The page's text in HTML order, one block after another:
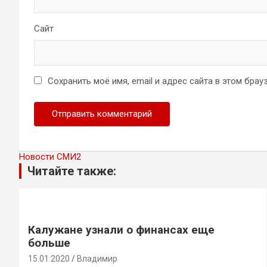
Сайт
Сохранить моё имя, email и адрес сайта в этом
Новости СМИ2
Читайте также:
Калужане узнали о финансах еще
больше
15.01.2020 Владимир